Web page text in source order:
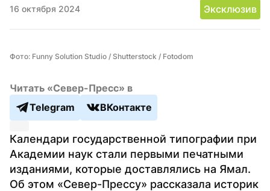
16 октября 2024 Эксклюзив
Фото: Funny Solution Studio / Shutterstock / Fotodom
Читать «Север-Пресс» в
Telegram
ВКонтакте
Календари государственной типографии при
Академии наук стали первыми печатными
изданиями, которые доставлялись на Ямал.
Об этом «Север-Прессу» рассказала историк